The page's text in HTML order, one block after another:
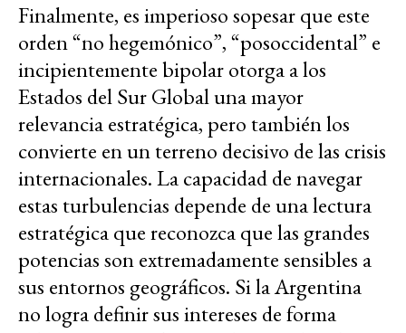
Finalmente, es imperioso sopesar que este
orden “no hegemónico”, “posoccidental” e
incipientemente bipolar otorga a los
Estados del Sur Global una mayor
relevancia estratégica, pero también los
convierte en un terreno decisivo de las crisis
internacionales. La capacidad de navegar
estas turbulencias depende de una lectura
estratégica que reconozca que las grandes
potencias son extremadamente sensibles a
sus entornos geográficos. Si la Argentina
no logra definir sus intereses de forma